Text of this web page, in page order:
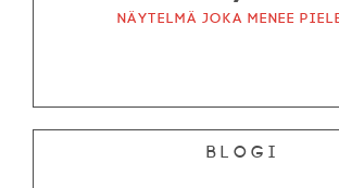
Näytelmä joka menee
Blogi